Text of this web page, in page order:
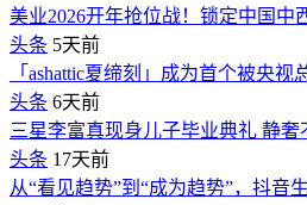
美业2026开年抢位战！锁定中国中
头条 5天前
「ashattic夏缔刻」成为首个被央
头条 6天前
三星李富真现身儿子毕业典礼 静
头条 17天前
从“看见趋势”到“成为趋势”，抖音